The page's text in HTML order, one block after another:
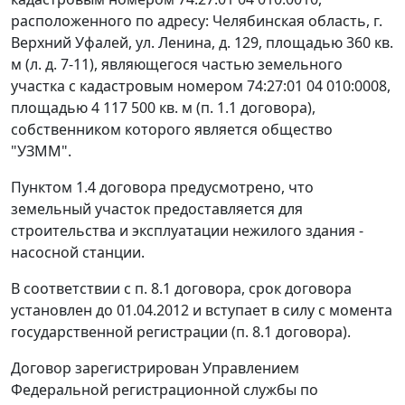
расположенного по адресу: Челябинская область, г.
Верхний Уфалей, ул. Ленина, д. 129, площадью 360 кв.
м (л. д. 7-11), являющегося частью земельного
участка с кадастровым номером 74:27:01 04 010:0008,
площадью 4 117 500 кв. м (п. 1.1 договора),
собственником которого является общество
"УЗММ".
Пунктом 1.4 договора предусмотрено, что
земельный участок предоставляется для
строительства и эксплуатации нежилого здания -
насосной станции.
В соответствии с п. 8.1 договора, срок договора
установлен до 01.04.2012 и вступает в силу с момента
государственной регистрации (п. 8.1 договора).
Договор зарегистрирован Управлением
Федеральной регистрационной службы по